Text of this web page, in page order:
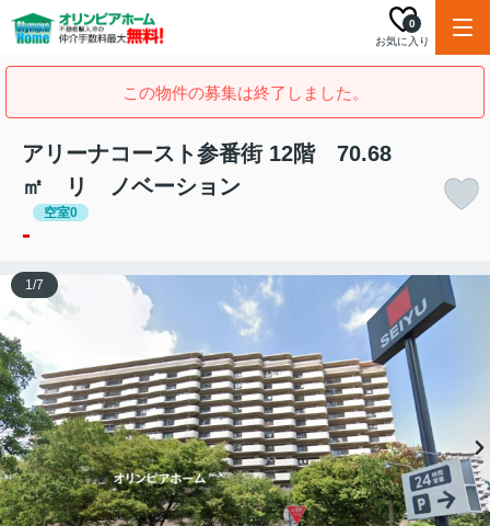
お気に入り
0
この物件の募集は終了しました。
アリーナコースト参番街 12階 70.68
㎡ リ ノベーション
空室0
-
1/7